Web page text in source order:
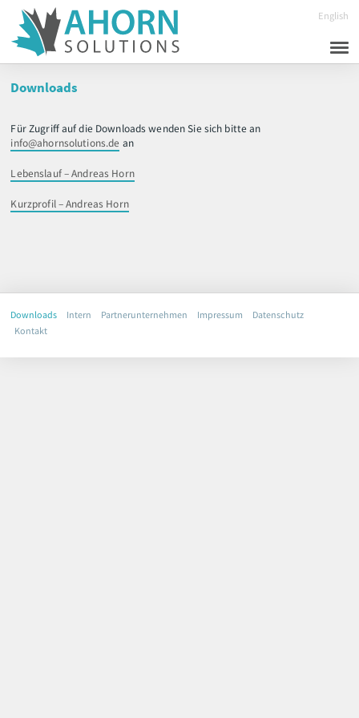
Schwerpunkte
English
Downloads
Für Zugriff auf die Downloads wenden Sie sich bitte an
info@ahornsolutions.de an
Lebenslauf – Andreas Horn
Kurzprofil – Andreas Horn
Downloads Intern Partnerunternehmen Impressum
Datenschutz
Kontakt